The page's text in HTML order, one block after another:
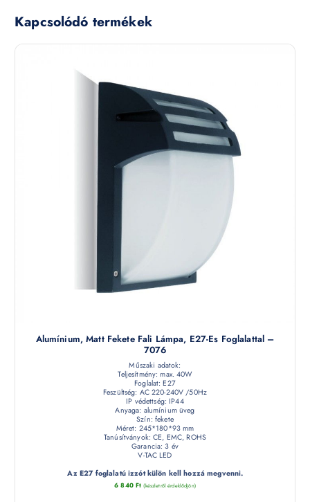
Kapcsolódó termékek
Alumínium, Matt Fekete Fali Lámpa, E27-Es Foglalattal –
7076
Műszaki adatok:
Teljesítmény: max. 40W
Foglalat: E27
Feszültség: AC 220-240V /50Hz
IP védettség: IP44
Anyaga: alumínium üveg
Szín: fekete
Méret: 245*180*93 mm
Tanúsítványok: CE, EMC, ROHS
Garancia: 3 év
V-TAC LED
Az E27 foglalatú izzót külön kell hozzá megvenni.
6 840 Ft (készletről érdeklődjön)